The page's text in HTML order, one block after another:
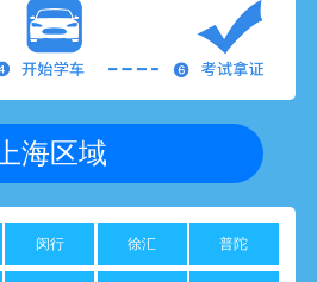
上海区域
闵行 徐汇 普陀